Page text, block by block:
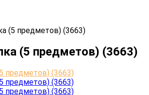
(5 предметов) (3663)
(5 предметов) (3663)